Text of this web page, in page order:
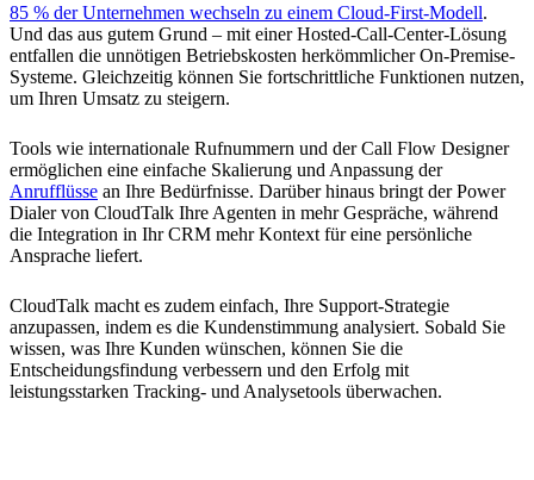
85 % der Unternehmen wechseln zu einem Cloud-First-Modell.
Und das aus gutem Grund – mit einer Hosted-Call-Center-Lösung
entfallen die unnötigen Betriebskosten herkömmlicher On-Premise-
Systeme. Gleichzeitig können Sie fortschrittliche Funktionen nutzen,
um Ihren Umsatz zu steigern.
Tools wie internationale Rufnummern und der Call Flow Designer
ermöglichen eine einfache Skalierung und Anpassung der
Anrufflüsse an Ihre Bedürfnisse. Darüber hinaus bringt der Power
Dialer von CloudTalk Ihre Agenten in mehr Gespräche, während
die Integration in Ihr CRM mehr Kontext für eine persönliche
Ansprache liefert.
CloudTalk macht es zudem einfach, Ihre Support-Strategie
anzupassen, indem es die Kundenstimmung analysiert. Sobald Sie
wissen, was Ihre Kunden wünschen, können Sie die
Entscheidungsfindung verbessern und den Erfolg mit
leistungsstarken Tracking- und Analysetools überwachen.